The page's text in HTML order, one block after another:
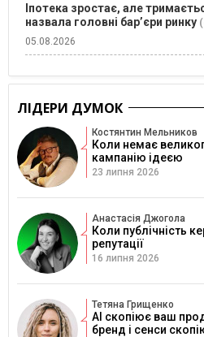
Іпотека зростає, але
назвала головні бар’єри ринку
05.08.2026
ЛІДЕРИ ДУМОК
Костянтин Мельников
Коли немає
кампанію ідеєю
23 липня 2026
Анастасія Джогола
Коли публічність
репутації
16 липня 2026
Тетяна Грищенко
AI скопіює ваш
бренд і сенси